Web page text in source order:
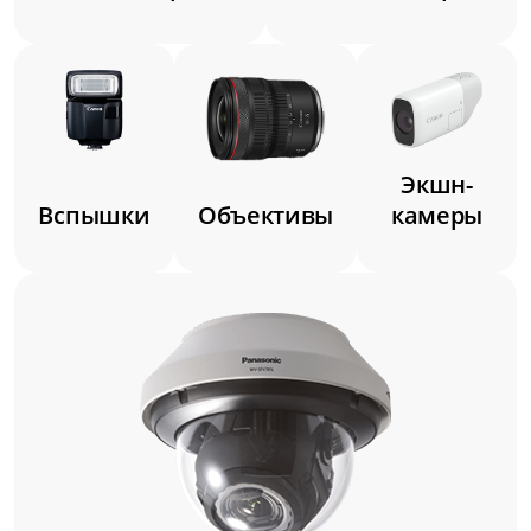
Замена матрицы
от 4 500 ₽
Замена крепежных элементов
Замена ИК-фильтра
Замена блока питания
Восстановление герметичности
Вспышки Объективы
Экшн-
камеры